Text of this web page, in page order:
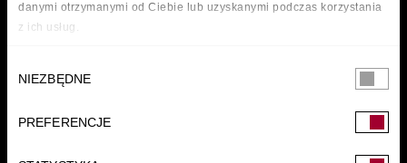
danymi otrzymanymi od Ciebie lub uzyskanymi podczas korzystania
z ich usług.
zgody
NIEZBĘDNE
PREFERENCJE